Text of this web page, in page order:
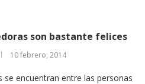
son bastante felices
10 febrero, 2014
encuentran entre las personas